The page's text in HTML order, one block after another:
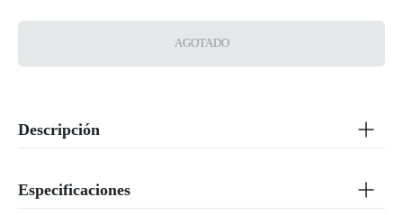
AGOTADO
Descripción
Especificaciones